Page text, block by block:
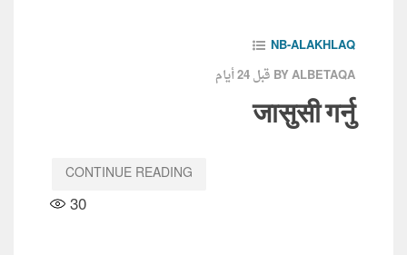
NB-ALAKHLAQ
قبل 24 أيام BY ALBETAQA
जासुसी गर्नु
CONTINUE READING
30